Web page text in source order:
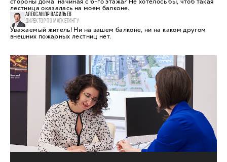
лестница оказалась на моем балконе.
АЛЕКСАНДР ВАСИЛЬЕВ
ДИРЕКТОР ПО МАРКЕТИНГУ
Уважаемый житель! Ни на вашем балконе, ни на каком другом
внешних пожарных лестниц нет.